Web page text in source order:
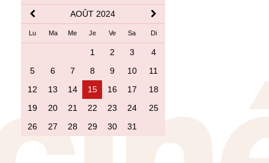
AOÛT 2024
Lu Ma Me Je Ve Sa Di
1 2 3
4
5
6 7 8 9 10
11
12
13 14 15 16 17
18
19
20 21 22 23 24
25
26
27 28 29 30 31